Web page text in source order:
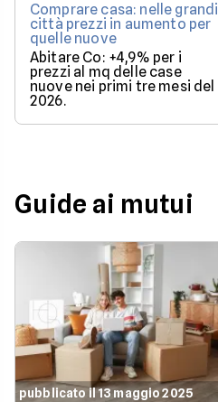
Comprare casa: nelle grandi
città prezzi in aumento per
quelle nuove
Abitare Co: +4,9% per i
prezzi al mq delle case
nuove nei primi tre mesi del
2026.
Guide ai mutui
pubblicato il 13 maggio 2025